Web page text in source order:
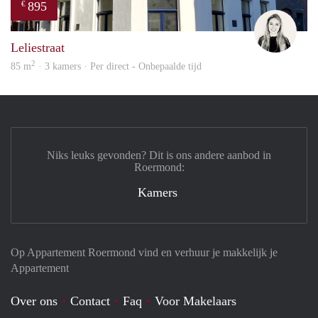
€ 895
Fleur
Leliestraat
85 m2 · 3 kamers · Per direct - Onbepaalde tijd
Op Appartement Roermond vind en verhuur je makkelijk je
Appartement
Over ons Contact Faq Voor Makelaars
Niks leuks gevonden? Dit is ons andere aanbod in
Roermond:
Kamers